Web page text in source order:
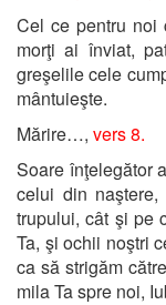
Cel ce pentru
morţi ai înviat,
greşelile cele
mântuieşte.
Mărire…, vers 8.
Soare înţelegător
celui din
trupului, cât şi pe
Ta, şi ochii noştri
ca să strigăm
mila Ta spre noi,